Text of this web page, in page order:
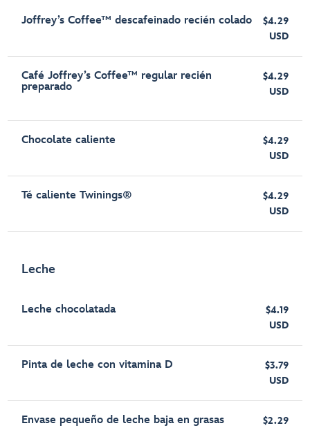
Joffrey’s Coffee™ descafeinado recién colado
$4.29
USD
Café Joffrey’s Coffee™ regular recién
preparado
$4.29
USD
Chocolate caliente
$4.29
USD
Té caliente Twinings®
$4.29
USD
Leche
Leche chocolatada
$4.19
USD
Pinta de leche con vitamina D
$3.79
USD
Envase pequeño de leche baja en grasas
$2.29